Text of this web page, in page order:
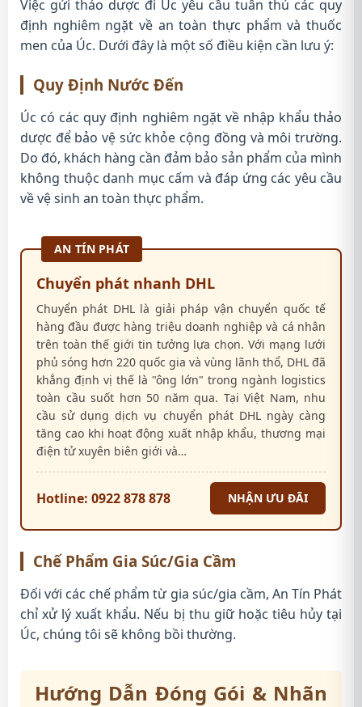
Việc gửi thảo dược đi Úc yêu cầu tuân thủ các quy
định nghiêm ngặt về an toàn thực phẩm và thuốc
men của Úc. Dưới đây là một số điều kiện cần lưu ý:
Quy Định Nước Đến
Úc có các quy định nghiêm ngặt về nhập khẩu thảo
dược để bảo vệ sức khỏe cộng đồng và môi trường.
Do đó, khách hàng cần đảm bảo sản phẩm của mình
không thuộc danh mục cấm và đáp ứng các yêu cầu
về vệ sinh an toàn thực phẩm.
AN TÍN PHÁT
Chuyển phát nhanh DHL
Chuyển phát DHL là giải pháp vận chuyển quốc tế
hàng đầu được hàng triệu doanh nghiệp và cá nhân
trên toàn thế giới tin tưởng lựa chọn. Với mạng lưới
phủ sóng hơn 220 quốc gia và vùng lãnh thổ, DHL đã
khẳng định vị thế là "ông lớn" trong ngành logistics
toàn cầu suốt hơn 50 năm qua. Tại Việt Nam, nhu
cầu sử dụng dịch vụ chuyển phát DHL ngày càng
tăng cao khi hoạt động xuất nhập khẩu, thương mại
điện tử xuyên biên giới và…
Hotline: 0922 878 878 NHẬN ƯU ĐÃI
Chế Phẩm Gia Súc/Gia Cầm
Đối với các chế phẩm từ gia súc/gia cầm, An Tín Phát
chỉ xử lý xuất khẩu. Nếu bị thu giữ hoặc tiêu hủy tại
Úc, chúng tôi sẽ không bồi thường.
Hướng Dẫn Đóng Gói & Nhãn